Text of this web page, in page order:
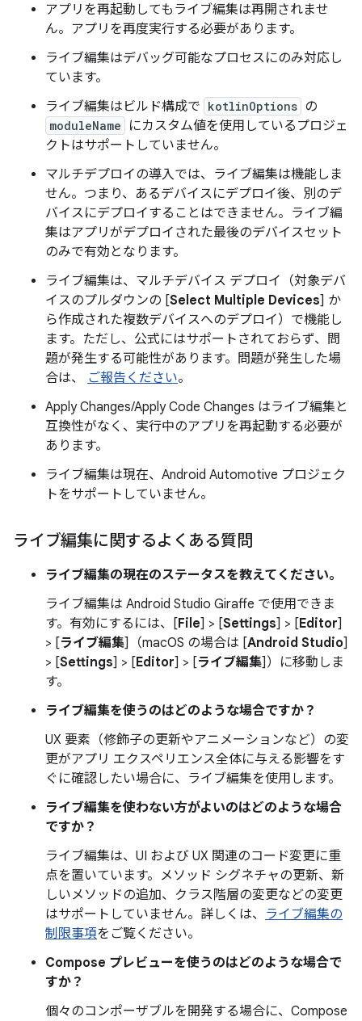
アプリを再起動してもライブ編集は再開されませ
ん。アプリを再度実行する必要があります。
ライブ編集はデバッグ可能なプロセスにのみ対応し
ています。
ライブ編集はビルド構成で kotlinOptions の
moduleName
にカスタム値を使用しているプロジェ
クトはサポートしていません。
マルチデプロイの導入では、ライブ編集は機能しま
せん。つまり、あるデバイスにデプロイ後、別のデ
バイスにデプロイすることはできません。ライブ編
集はアプリがデプロイされた最後のデバイスセット
のみで有効となります。
ライブ編集は、マルチデバイス デプロイ（対象デバ
イスのプルダウンの [Select Multiple Devices] か
ら作成された複数デバイスへのデプロイ）で機能し
ます。ただし、公式にはサポートされておらず、問
題が発生する可能性があります。問題が発生した場
合は、 ご報告ください。
Apply Changes/Apply Code Changes はライブ編集と
互換性がなく、実行中のアプリを再起動する必要が
あります。
ライブ編集は現在、Android Automotive プロジェク
トをサポートしていません。
ライブ編集に関するよくある質問
ライブ編集の現在のステータスを教えてください。
ライブ編集は Android Studio Giraffe で使用できま
す。有効にするには、[File] > [Settings] > [Editor]
> [ライブ編集]（macOS の場合は [Android Studio]
> [Settings] > [Editor] > [ライブ編集]）に移動しま
す。
ライブ編集を使うのはどのような場合ですか？
UX 要素（修飾子の更新やアニメーションなど）の変
更がアプリ エクスペリエンス全体に与える影響をす
ぐに確認したい場合に、ライブ編集を使用します。
ライブ編集を使わない方がよいのはどのような場合
ですか？
ライブ編集は、UI および UX 関連のコード変更に重
点を置いています。メソッド シグネチャの更新、新
しいメソッドの追加、クラス階層の変更などの変更
はサポートしていません。詳しくは、 ライブ編集の
制限事項をご覧ください。
Compose プレビューを使うのはどのような場合で
すか？
個々のコンポーザブルを開発する場合に、Compose